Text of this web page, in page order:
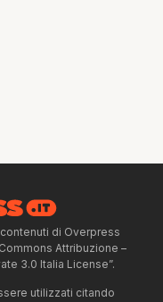
di Overpress
Attribuzione –
3.0 Italia License”.
utilizzati citando